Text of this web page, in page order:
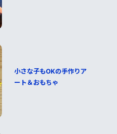
小さな子もOKの手作りア
ート＆おもちゃ